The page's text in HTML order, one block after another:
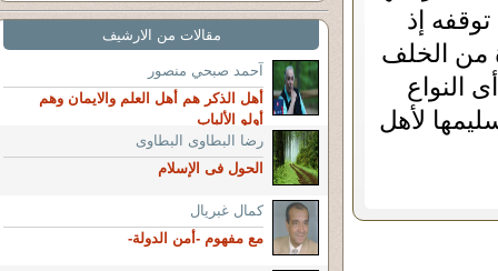
إذ
من الخلف
النواع
لأهل
مقالات من الارشيف
آحمد صبحي منصور
أهل الذكر هم أهل العلم والايمان وهم
أولو الألباب
رضا البطاوى البطاوى
الحول فى الإسلام
كمال غبريال
مع مفهوم -أمن الدولة-‏